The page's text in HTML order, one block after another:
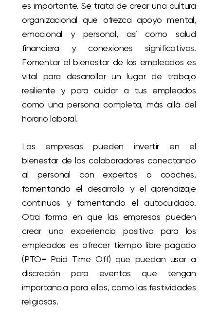
es importante. Se trata de crear una cultura
organizacional que ofrezca apoyo mental,
emocional y personal, así como salud
financiera y conexiones significativas.
Fomentar el bienestar de los empleados es
vital para desarrollar un lugar de trabajo
resiliente y para cuidar a tus empleados
como una persona completa, más allá del
horario laboral.
Las empresas pueden invertir en el
bienestar de los colaboradores conectando
al personal con expertos o coaches,
fomentando el desarrollo y el aprendizaje
continuos y fomentando el autocuidado.
Otra forma en que las empresas pueden
crear una experiencia positiva para los
empleados es ofrecer tiempo libre pagado
(PTO= Paid Time Off) que puedan usar a
discreción para eventos que tengan
importancia para ellos, como las festividades
religiosas.